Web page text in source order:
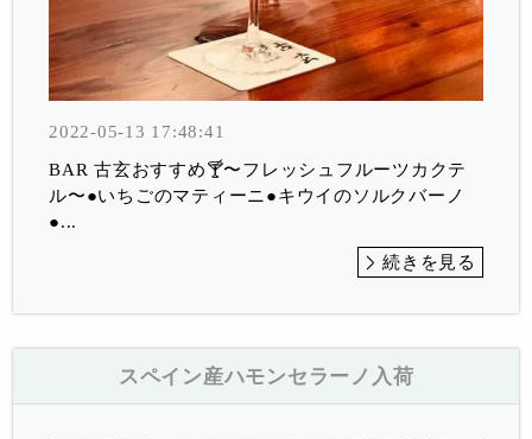
2022-05-13 17:48:41
BAR 古玄おすすめ🍸〜フレッシュフルーツカクテ
ル〜●いちごのマティーニ●キウイのソルクバーノ
●...
続きを見る
スペイン産ハモンセラーノ入荷